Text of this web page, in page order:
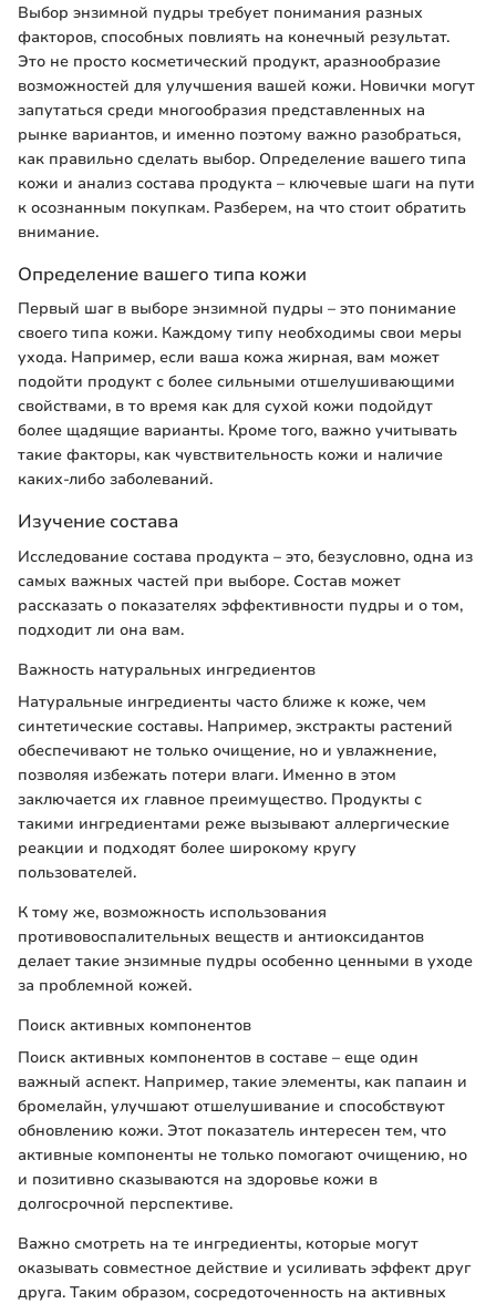
Выбор энзимной пудры требует понимания разных
факторов, способных повлиять на конечный результат.
Это не просто косметический продукт, аразнообразие
возможностей для улучшения вашей кожи. Новички могут
запутаться среди многообразия представленных на
рынке вариантов, и именно поэтому важно разобраться,
как правильно сделать выбор. Определение вашего типа
кожи и анализ состава продукта – ключевые шаги на пути
к осознанным покупкам. Разберем, на что стоит обратить
внимание.
Определение вашего типа кожи
Первый шаг в выборе энзимной пудры – это понимание
своего типа кожи. Каждому типу необходимы свои меры
ухода. Например, если ваша кожа жирная, вам может
подойти продукт с более сильными отшелушивающими
свойствами, в то время как для сухой кожи подойдут
более щадящие варианты. Кроме того, важно учитывать
такие факторы, как чувствительность кожи и наличие
каких-либо заболеваний.
Изучение состава
Исследование состава продукта – это, безусловно, одна из
самых важных частей при выборе. Состав может
рассказать о показателях эффективности пудры и о том,
подходит ли она вам.
Важность натуральных ингредиентов
Натуральные ингредиенты часто ближе к коже, чем
синтетические составы. Например, экстракты растений
обеспечивают не только очищение, но и увлажнение,
позволяя избежать потери влаги. Именно в этом
заключается их главное преимущество. Продукты с
такими ингредиентами реже вызывают аллергические
реакции и подходят более широкому кругу
пользователей.
К тому же, возможность использования
противовоспалительных веществ и антиоксидантов
делает такие энзимные пудры особенно ценными в уходе
за проблемной кожей.
Поиск активных компонентов
Поиск активных компонентов в составе – еще один
важный аспект. Например, такие элементы, как папаин и
бромелайн, улучшают отшелушивание и способствуют
обновлению кожи. Этот показатель интересен тем, что
активные компоненты не только помогают очищению, но
и позитивно сказываются на здоровье кожи в
долгосрочной перспективе.
Важно смотреть на те ингредиенты, которые могут
оказывать совместное действие и усиливать эффект друг
друга. Таким образом, сосредоточенность на активных